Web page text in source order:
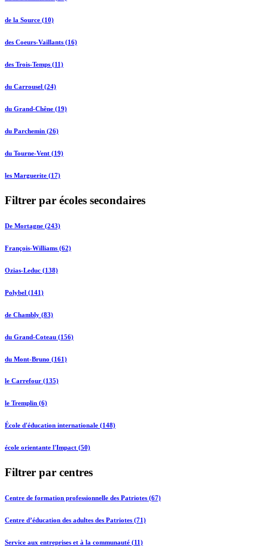
de la Source (10)
des Coeurs-Vaillants (16)
des Trois-Temps (11)
du Carrousel (24)
du Grand-Chêne (19)
du Parchemin (26)
du Tourne-Vent (19)
les Marguerite (17)
Filtrer par écoles secondaires
De Mortagne (243)
François-Williams (62)
Ozias-Leduc (138)
Polybel (141)
de Chambly (83)
du Grand-Coteau (156)
du Mont-Bruno (161)
le Carrefour (135)
le Tremplin (6)
École d'éducation internationale (148)
école orientante l'Impact (50)
Filtrer par centres
Centre de formation professionnelle des Patriotes (67)
Centre d’éducation des adultes des Patriotes (71)
Service aux entreprises et à la communauté (11)